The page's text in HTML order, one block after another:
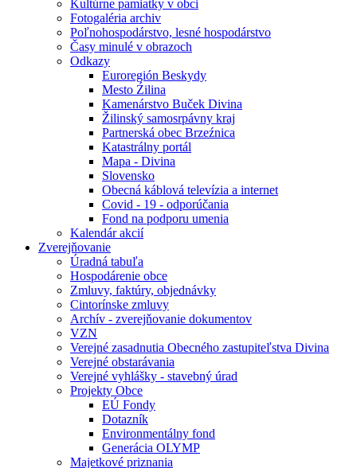
Kultúrne pamiatky v obci
Fotogaléria archiv
Poľnohospodárstvo, lesné hospodárstvo
Časy minulé v obrazoch
Odkazy
Euroregión Beskydy
Mesto Źilina
Kamenárstvo Buček Divina
Žilinský samosrpávny kraj
Partnerská obec Brzeźnica
Katastrálny portál
Mapa - Divina
Slovensko
Obecná káblová televízia a internet
Covid - 19 - odporúčania
Fond na podporu umenia
Kalendár akcií
Zverejňovanie
Úradná tabuľa
Hospodárenie obce
Zmluvy, faktúry, objednávky
Cintorínske zmluvy
Archív - zverejňovanie dokumentov
VZN
Verejné zasadnutia Obecného zastupiteľstva Divina
Verejné obstarávania
Verejné vyhlášky - stavebný úrad
Projekty Obce
EÚ Fondy
Dotazník
Environmentálny fond
Generácia OLYMP
Majetkové priznania